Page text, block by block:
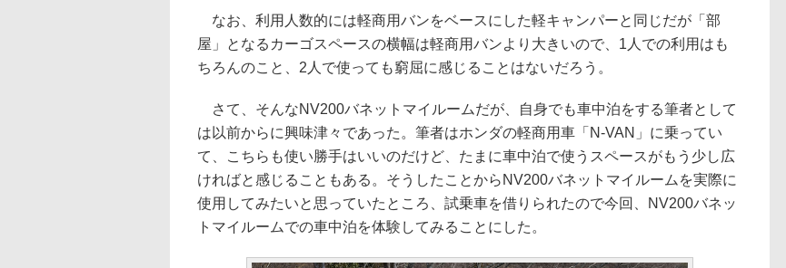
なお、利用人数的には軽商用バンをベースにした軽キャンパーと同じだが「部
屋」となるカーゴスペースの横幅は軽商用バンより大きいので、1人での利用はも
ちろんのこと、2人で使っても窮屈に感じることはないだろう。
さて、そんなNV200バネットマイルームだが、自身でも車中泊をする筆者として
は以前からに興味津々であった。筆者はホンダの軽商用車「N-VAN」に乗ってい
て、こちらも使い勝手はいいのだけど、たまに車中泊で使うスペースがもう少し広
ければと感じることもある。そうしたことからNV200バネットマイルームを実際に
使用してみたいと思っていたところ、試乗車を借りられたので今回、NV200バネッ
トマイルームでの車中泊を体験してみることにした。